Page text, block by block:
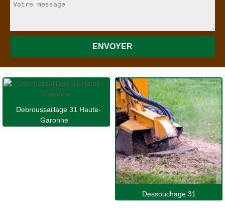
Debroussaillage 31 Haute-
Garonne
Dessouchage 31